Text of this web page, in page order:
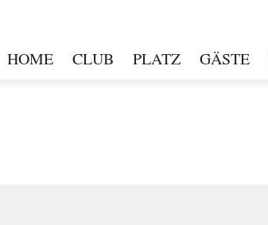
HOME CLUB PLATZ GÄSTE